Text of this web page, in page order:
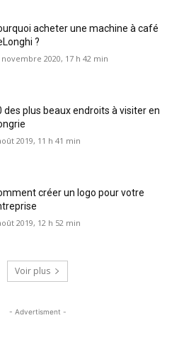
acheter une machine à café
?
novembre 2020, 17 h 42 min
des plus beaux endroits à visiter en
2019, 11 h 41 min
créer un logo pour votre
2019, 12 h 52 min
Voir plus
- Advertisment -